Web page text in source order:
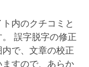
内のクチコミと
誤字脱字の修正
で、文章の校正
すので、あらか